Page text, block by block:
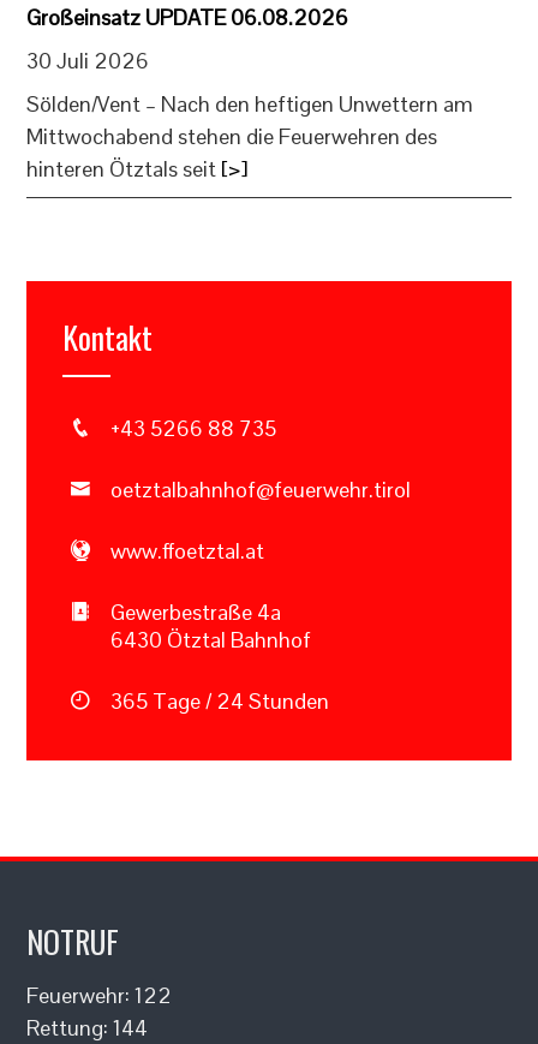
Großeinsatz UPDATE 06.08.2026
30 Juli 2026
Sölden/Vent – Nach den heftigen Unwettern am
Mittwochabend stehen die Feuerwehren des
hinteren Ötztals seit [>]
Kontakt
+43 5266 88 735
oetztalbahnhof@feuerwehr.tirol
www.ffoetztal.at
Gewerbestraße 4a
6430 Ötztal Bahnhof
365 Tage / 24 Stunden
NOTRUF
Feuerwehr: 122
Rettung: 144